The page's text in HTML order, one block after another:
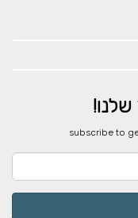
שלנו!
​subscribe to